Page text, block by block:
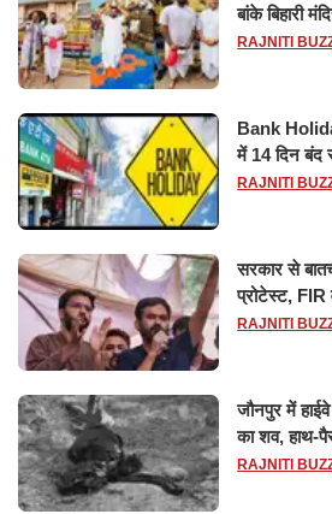
बांके बिहारी
विश्वनाथ का
RAJNITI
Bank
में 14 दिन बंद
छुट्टियों की
RAJNITI
सरकार से
प्रोटेस्ट, FIR
सहमति
RAJNITI
जौनपुर में हाईवे
का शव, हाथ-
RAJNITI